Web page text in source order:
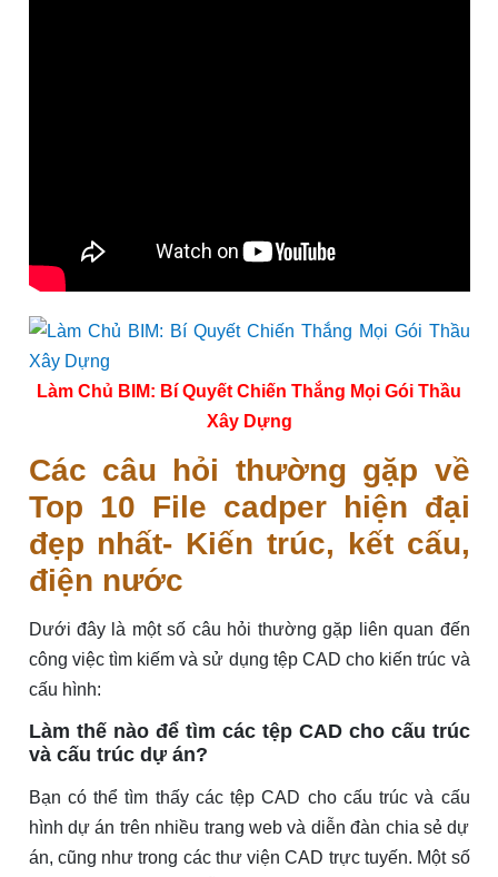
Làm Chủ BIM: Bí Quyết Chiến Thắng Mọi Gói Thầu
Xây Dựng
Các câu hỏi thường gặp về
Top 10 File cadper hiện đại
đẹp nhất- Kiến trúc, kết cấu,
điện nước
Dưới đây là một số câu hỏi thường gặp liên quan đến
công việc tìm kiếm và sử dụng tệp CAD cho kiến ​​trúc và
cấu hình:
Làm thế nào để tìm các tệp CAD cho cấu trúc
và cấu trúc dự án?
Bạn có thể tìm thấy các tệp CAD cho cấu trúc và cấu
hình dự án trên nhiều trang web và diễn đàn chia sẻ dự
án, cũng như trong các thư viện CAD trực tuyến. Một số